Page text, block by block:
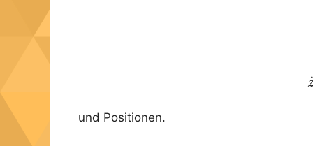
und Positionen.